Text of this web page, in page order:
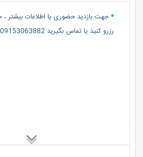
جهت بازدید حضوری یا اطلاعات بیشتر ،
رزرو کنید یا تماس بگیرید 09153063882